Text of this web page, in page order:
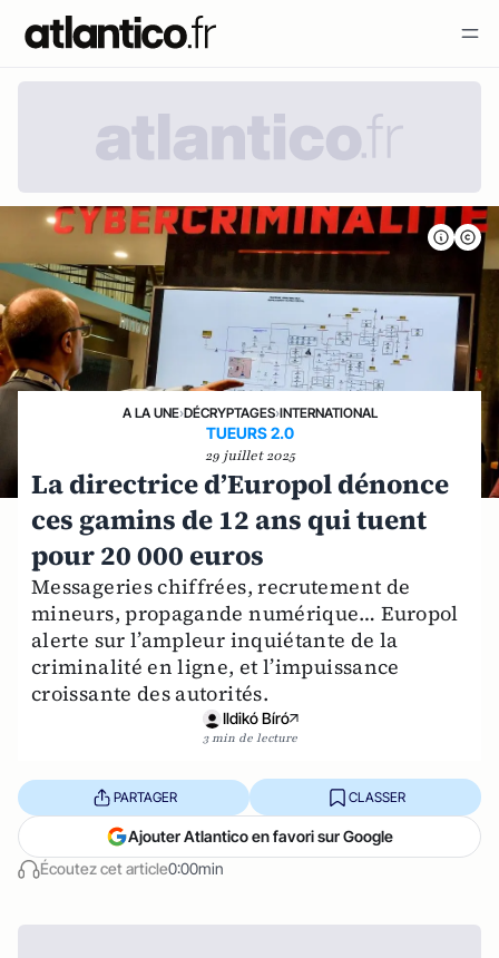
A LA UNE›DÉCRYPTAGES›INTERNATIONAL
TUEURS 2.0
29 juillet 2025
La directrice d’Europol dénonce
ces gamins de 12 ans qui tuent
pour 20 000 euros
Messageries chiffrées, recrutement de
mineurs, propagande numérique… Europol
alerte sur l’ampleur inquiétante de la
criminalité en ligne, et l’impuissance
croissante des autorités.
Ildikó Bíró
3 min de lecture
Écoutez cet article0:00min
PARTAGER CLASSER
Ajouter Atlantico en favori sur Google